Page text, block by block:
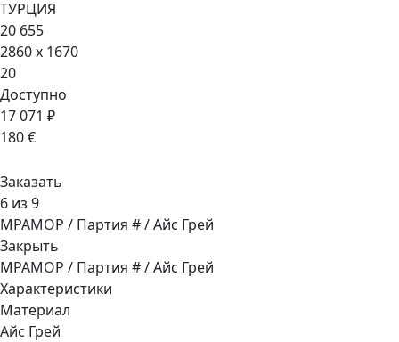
ТУРЦИЯ
20 655
2860 x 1670
20
Доступно
17 071 ₽
180 €
Заказать
6 из 9
МРАМОР / Партия # / Айс Грей
Закрыть
МРАМОР / Партия # / Айс Грей
Характеристики
Материал
Айс Грей